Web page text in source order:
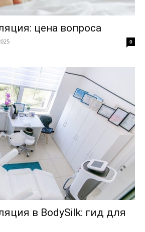
цена вопроса
0
в BodySilk: гид для